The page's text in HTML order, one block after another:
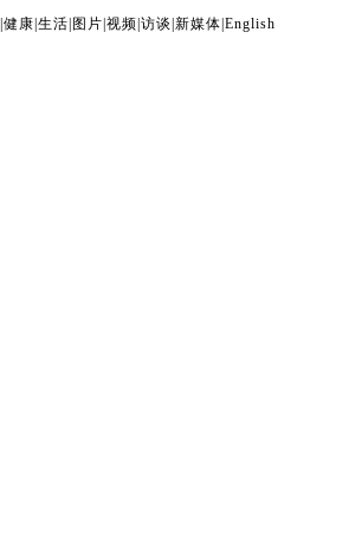
健康 生活 图片 视频 访谈 新媒体 English